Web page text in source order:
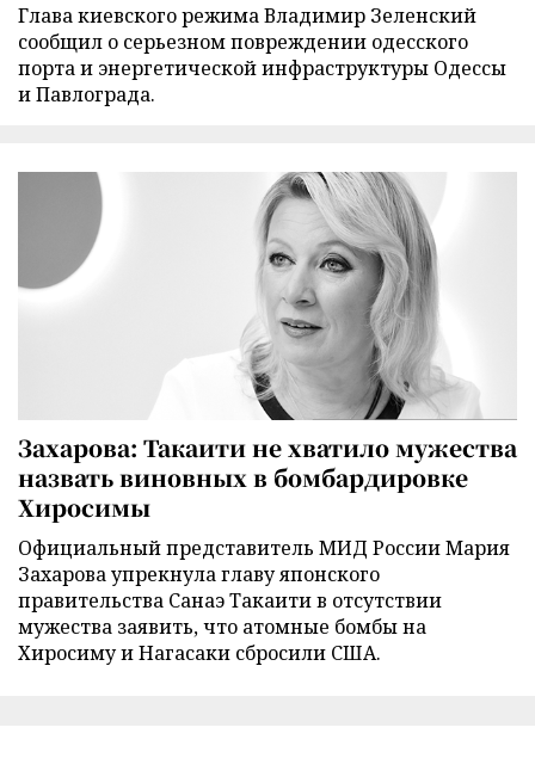
Глава киевского режима Владимир Зеленский
сообщил о серьезном повреждении одесского
порта и энергетической инфраструктуры Одессы
и Павлограда.
Захарова: Такаити не хватило мужества
назвать виновных в бомбардировке
Хиросимы
Официальный представитель МИД России Мария
Захарова упрекнула главу японского
правительства Санаэ Такаити в отсутствии
мужества заявить, что атомные бомбы на
Хиросиму и Нагасаки сбросили США.